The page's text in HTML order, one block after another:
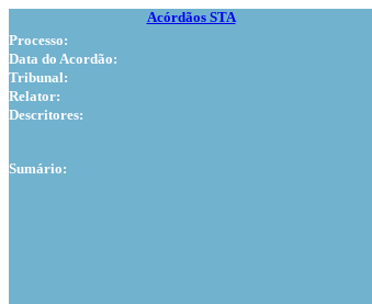
Acórdãos STA
Processo:
Data do Acordão:
Tribunal:
Relator:
Descritores:
Sumário: